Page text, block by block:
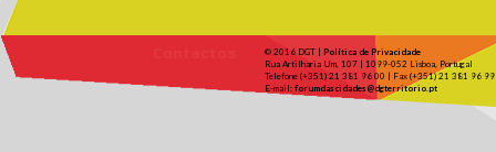
© 2016 DGT | Política de Privacidade
Rua Artilharia Um, 107 | 1099-052 Lisboa, Portugal
Telefone (+351) 21 381 96 00 | Fax (+351) 21 381 96 99
E-mail: forumdascidades@dgterritorio.pt